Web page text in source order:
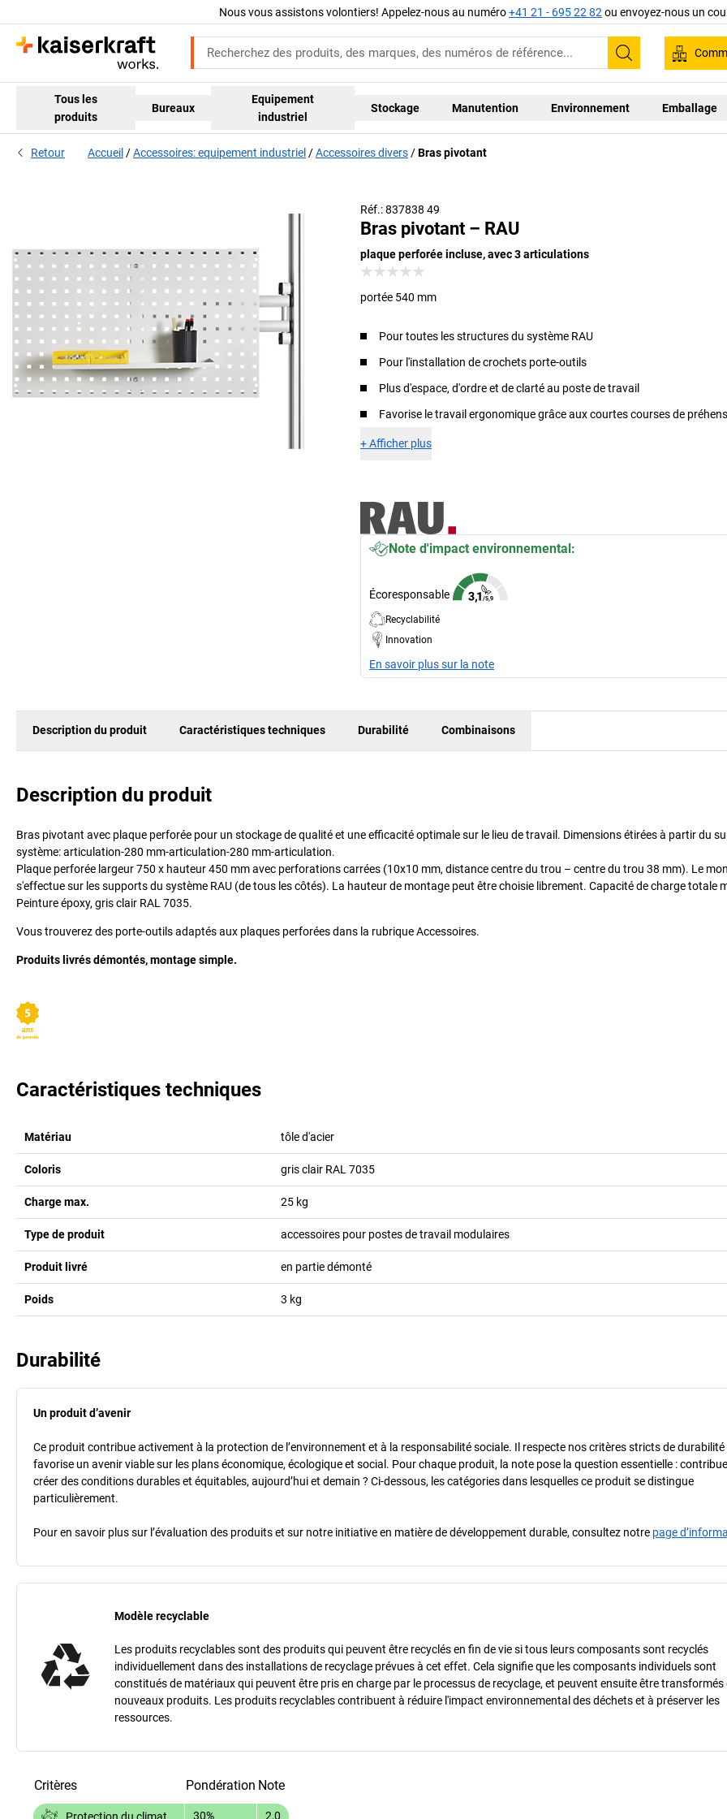
Nous vous assistons volontiers! Appelez-nous au numéro+41 21 - 695 22 82 ou envoyez-nous un
Recherche
Tous les
produits
Bureaux
Equipement
industriel
Stockage Manutention Environnement Emballage
Retour Accueil Accessoires: equipement industriel Accessoires divers Bras pivotant
Réf.: 837838 49
Bras pivotant – RAU
plaque perforée incluse, avec 3 articulations
portée 540 mm
Pour toutes les structures du système RAU
Pour l'installation de crochets porte-outils
Plus d'espace, d'ordre et de clarté au poste de travail
Favorise le travail ergonomique grâce aux courtes courses de
+Afficher plus
Note d'impact environnemental:
Écoresponsable
Recyclabilité
Innovation
En savoir plus sur la note
Description du produit Caractéristiques techniques Durabilité Combinaisons
Description du produit
Bras pivotant avec plaque perforée pour un stockage de qualité et une efficacité optimale sur le lieu de travail. Dimensions étirées à partir du
système: articulation-280 mm-articulation-280 mm-articulation.
Plaque perforée largeur 750 x hauteur 450 mm avec perforations carrées (10x10 mm, distance centre du trou – centre du trou 38 mm). Le
s'effectue sur les supports du système RAU (de tous les côtés). La hauteur de montage peut être choisie librement. Capacité de charge totale
Peinture époxy, gris clair RAL 7035.
Vous trouverez des porte-outils adaptés aux plaques perforées dans la rubrique Accessoires.
Produits livrés démontés, montage simple.
Caractéristiques techniques
Matériau tôle d'acier
Coloris gris clair RAL 7035
Charge max. 25 kg
Type de produit accessoires pour postes de travail modulaires
Produit livré en partie démonté
Poids 3 kg
Durabilité
Un produit d’avenir
Ce produit contribue activement à la protection de l’environnement et à la responsabilité sociale. Il respecte nos critères stricts de durabilité
favorise un avenir viable sur les plans économique, écologique et social. Pour chaque produit, la note pose la question essentielle :
créer des conditions durables et équitables, aujourd’hui et demain ? Ci-dessous, les catégories dans lesquelles ce produit se distingue
particulièrement.
Pour en savoir plus sur l’évaluation des produits et sur notre initiative en matière de développement durable, consultez notre page
Modèle recyclable
Les produits recyclables sont des produits qui peuvent être recyclés en fin de vie si tous leurs composants sont recyclés
individuellement dans des installations de recyclage prévues à cet effet. Cela signifie que les composants individuels sont
constitués de matériaux qui peuvent être pris en charge par le processus de recyclage, et peuvent ensuite être transformés
nouveaux produits. Les produits recyclables contribuent à réduire l'impact environnemental des déchets et à préserver les
ressources.
Critères Pondération Note
Protection du climat 30% 2,0